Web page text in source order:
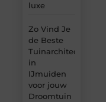
luxe
Zo Vind Je
de Beste
Tuinarchitect
in
IJmuiden
voor jouw
Droomtuin